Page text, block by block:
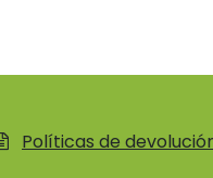
Políticas de